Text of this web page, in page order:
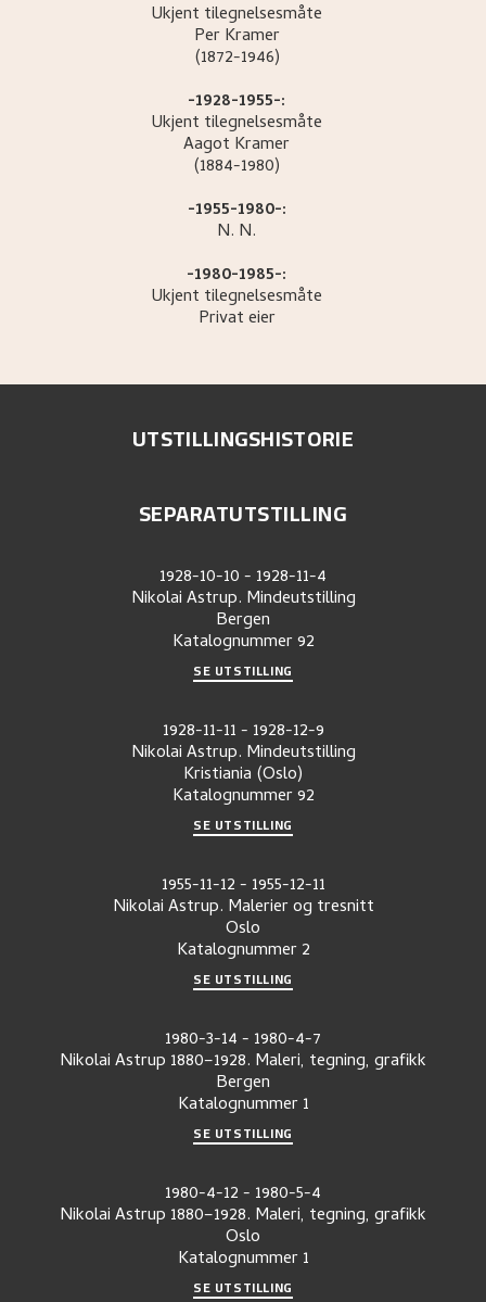
Ukjent tilegnelsesmåte
Per Kramer
(1872-1946)
-1928-1955-:
Ukjent tilegnelsesmåte
Aagot Kramer
(1884-1980)
-1955-1980-:
N. N.
-1980-1985-:
Ukjent tilegnelsesmåte
Privat eier
UTSTILLINGSHISTORIE
SEPARATUTSTILLING
1928-10-10- 1928-11-4
Nikolai Astrup. Mindeutstilling
Bergen
Katalognummer92
SE UTSTILLING
1928-11-11- 1928-12-9
Nikolai Astrup. Mindeutstilling
Kristiania (Oslo)
Katalognummer92
SE UTSTILLING
1955-11-12- 1955-12-11
Nikolai Astrup. Malerier og tresnitt
Oslo
Katalognummer 2
SE UTSTILLING
1980-3-14- 1980-4-7
Nikolai Astrup 1880–1928. Maleri, tegning, grafikk
Bergen
Katalognummer 1
SE UTSTILLING
1980-4-12- 1980-5-4
Nikolai Astrup 1880–1928. Maleri, tegning, grafikk
Oslo
Katalognummer 1
SE UTSTILLING